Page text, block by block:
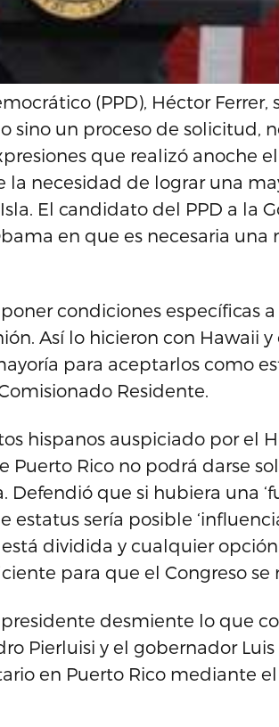
(PPD), Héctor Ferrer,
sino un proceso de solicitud,
que realizó anoche
la necesidad de lograr una
El candidato del PPD a la
en que es necesaria una
condiciones específicas
Así lo hicieron con Hawaii y
para aceptarlos como
Residente.
hispanos auspiciado por el
Puerto Rico no podrá darse
Defendió que si hubiera una
sería posible
dividida y cualquier
para que el Congreso se
desmiente lo que
Pierluisi y el gobernador
en Puerto Rico mediante